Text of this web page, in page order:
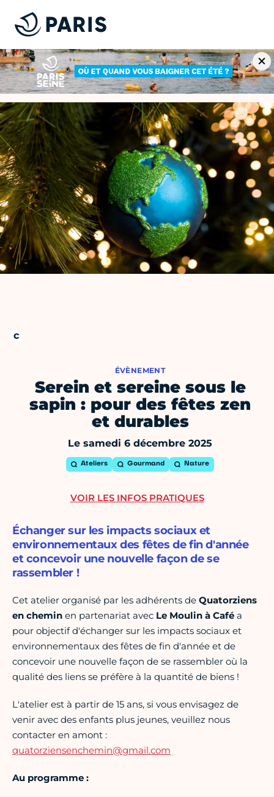
ÉVÈNEMENT
Serein et sereine sous le
sapin : pour des fêtes zen
et durables
Le samedi 6 décembre 2025
Ateliers Gourmand Nature
Échanger sur les impacts sociaux et
environnementaux des fêtes de fin d'année
et concevoir une nouvelle façon de se
rassembler !
Cet atelier organisé par les adhérents de Quatorziens
en chemin en partenariat avec Le Moulin à Café a
pour objectif d'échanger sur les impacts sociaux et
environnementaux des fêtes de fin d'année et de
concevoir une nouvelle façon de se rassembler où la
qualité des liens se préfère à la quantité de biens !
L'atelier est à partir de 15 ans, si vous envisagez de
venir avec des enfants plus jeunes, veuillez nous
contacter en amont :
quatorziensenchemin@gmail.com
Au programme :
VOIR LES INFOS PRATIQUES